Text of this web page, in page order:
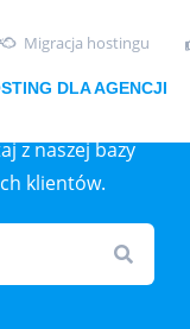
DLA AGENCJI
Migracja hostingu
z naszej bazy
klientów.